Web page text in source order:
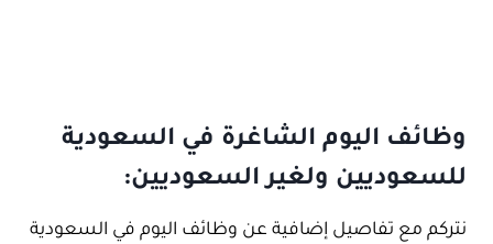
وظائف اليوم الشاغرة في السعودية
للسعوديين ولغير السعوديين:
نتركم مع تفاصيل إضافية عن وظائف اليوم في السعودية